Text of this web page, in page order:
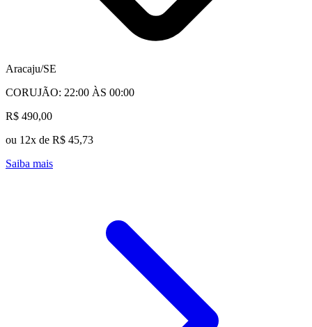
Aracaju/SE
CORUJÃO: 22:00 ÀS 00:00
R$ 490,00
ou 12x de R$ 45,73
Saiba mais